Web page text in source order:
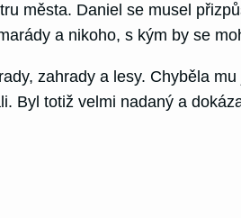
města. Daniel se musel
a nikoho, s kým by se
zahrady a lesy. Chyběla
Byl totiž velmi nadaný a